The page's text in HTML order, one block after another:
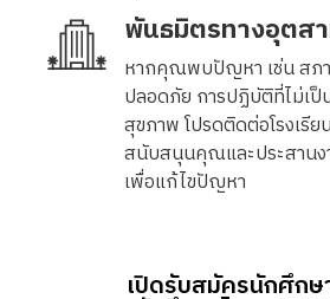
พันธมิตรทางอุตส
หากคุณพบปัญหา เช่น สภ
ปลอดภัย การปฏิบัติที่ไม่เ
สุขภาพ โปรดติดต่อโรงเรี
สนับสนุนคุณและประสาน
เพื่อแก้ไขปัญหา
เปิดรับสมัครนักศึกษ